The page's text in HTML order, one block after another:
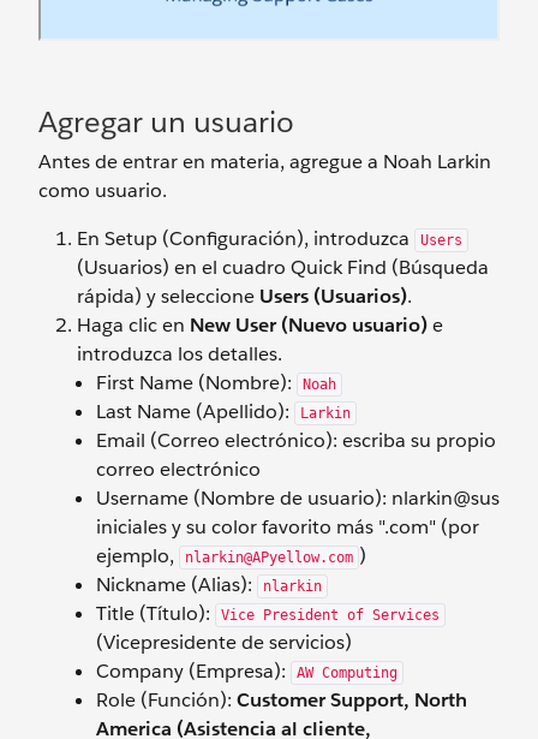
Agregar un usuario
Antes de entrar en materia, agregue a Noah Larkin
como usuario.
En Setup (Configuración), introduzca
Users
(Usuarios) en el cuadro Quick Find (Búsqueda
rápida) y seleccione Users (Usuarios).
Haga clic en New User (Nuevo usuario)e
introduzca los detalles.
First Name (Nombre):
Noah
Last Name (Apellido): Larkin
Email (Correo electrónico): escriba su propio
correo electrónico
Username (Nombre de usuario): nlarkin@sus
iniciales y su color favorito más ".com" (por
ejemplo,
nlarkin@APyellow.com )
Nickname (Alias):
nlarkin
Title (Título): Vice President of Services
(Vicepresidente de servicios)
Company (Empresa):
AW Computing
Role (Función): Customer Support, North
America (Asistencia al cliente,